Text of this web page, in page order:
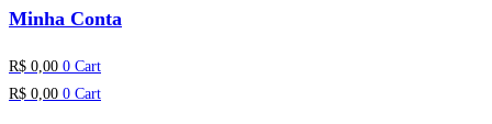
Minha Conta
R$ 0,00 0 Cart
R$ 0,00 0 Cart